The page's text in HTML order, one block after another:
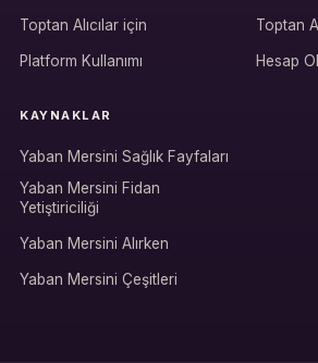
Hesabına giriş yap
Üretici / çiftçi paneli
Toptan Alıcılar için
Platform Kullanımı
Toptan
Hesap
KAYNAKLAR
Yaban Mersini Sağlık Fayfaları
Yaban Mersini Fidan
Yetiştiriciliği
Yaban Mersini Alırken
Yaban Mersini Çeşitleri